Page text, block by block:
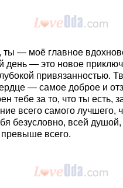
ты — моё главное
день — это новое
привязанностью.
— самое доброе и
тебе за то, что ты есть,
всего самого лучшего,
безусловно, всей
всего.